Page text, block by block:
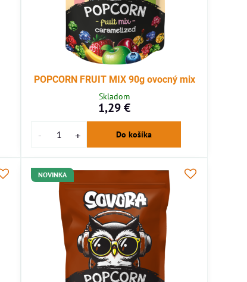
POPCORN FRUIT MIX 90g ovocný mix
Skladom
1,29 €
Do košíka
NOVINKA